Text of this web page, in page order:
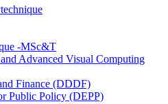
-MSc&T
Advanced Visual Computing
Finance (DDDF)
Public Policy (DEPP)